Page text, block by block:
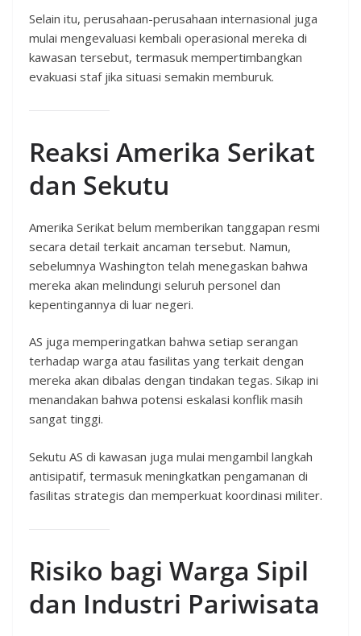
Selain itu, perusahaan-perusahaan internasional juga
mulai mengevaluasi kembali operasional mereka di
kawasan tersebut, termasuk mempertimbangkan
evakuasi staf jika situasi semakin memburuk.
Reaksi Amerika Serikat
dan Sekutu
Amerika Serikat belum memberikan tanggapan resmi
secara detail terkait ancaman tersebut. Namun,
sebelumnya Washington telah menegaskan bahwa
mereka akan melindungi seluruh personel dan
kepentingannya di luar negeri.
AS juga memperingatkan bahwa setiap serangan
terhadap warga atau fasilitas yang terkait dengan
mereka akan dibalas dengan tindakan tegas. Sikap ini
menandakan bahwa potensi eskalasi konflik masih
sangat tinggi.
Sekutu AS di kawasan juga mulai mengambil langkah
antisipatif, termasuk meningkatkan pengamanan di
fasilitas strategis dan memperkuat koordinasi militer.
Risiko bagi Warga Sipil
dan Industri Pariwisata